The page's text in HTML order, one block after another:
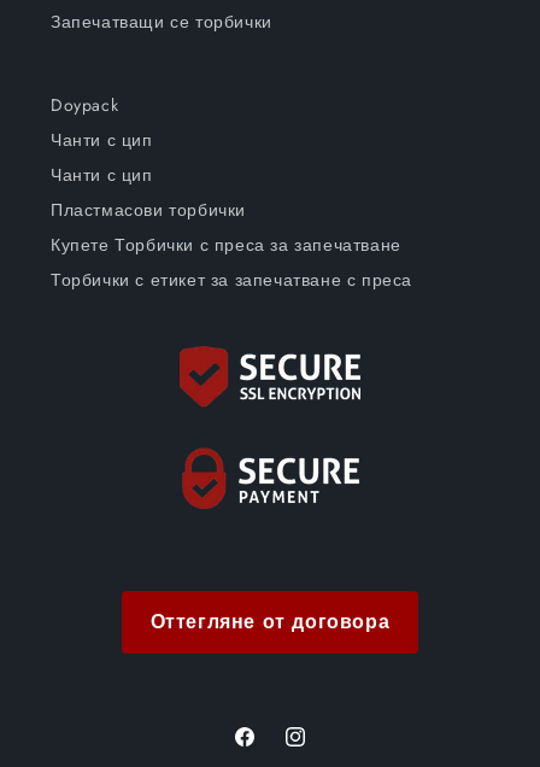
Запечатващи се торбички
Doypack
Чанти с цип
Чанти с цип
Пластмасови торбички
Купете Торбички с преса за запечатване
Торбички с етикет за запечатване с преса
Оттегляне от договора
FacebookInstagram